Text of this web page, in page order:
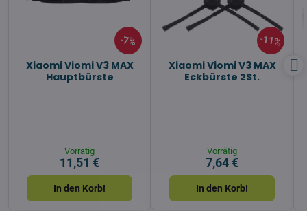
7%
Xiaomi Viomi V3 MAX
Hauptbürste
Vorrätig
11,51 €
In den Korb!
11%
Xiaomi Viomi V3 MAX
Eckbürste 2St.
Vorrätig
7,64 €
In den Korb!